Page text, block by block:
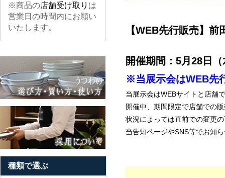
【WEB先行販売】
開催期間：5月28日
※当展示会はWEB先
当展示会はWEBサイトと店舗
開催中、期間限定で店舗での
状況によっては直前での変更
当告知ページやSNS等でお知
※商品の店舗受け取り は
営業日の時間内にお願い
いたします。
種類で選ぶ